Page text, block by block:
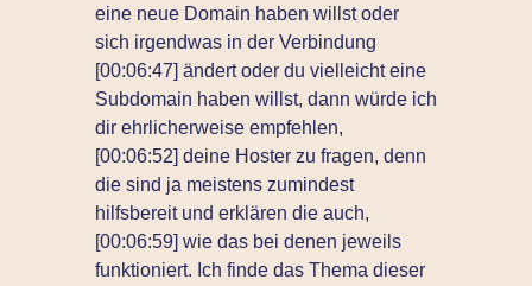
eine neue Domain haben willst oder
sich irgendwas in der Verbindung
[00:06:47] ändert oder du vielleicht eine
Subdomain haben willst, dann würde ich
dir ehrlicherweise empfehlen,
[00:06:52] deine Hoster zu fragen, denn
die sind ja meistens zumindest
hilfsbereit und erklären die auch,
[00:06:59] wie das bei denen jeweils
funktioniert. Ich finde das Thema dieser